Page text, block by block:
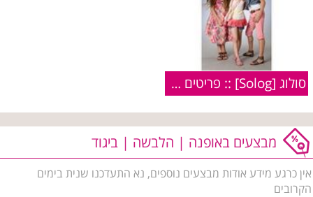
סולוג [Solog] :: פריטים מקולקציית קיץ 2010
מבצעים באופנה | הלבשה | ביגוד
אין כרגע מידע אודות מבצעים נוספים, נא התעדכנו שנית בימים
הקרובים